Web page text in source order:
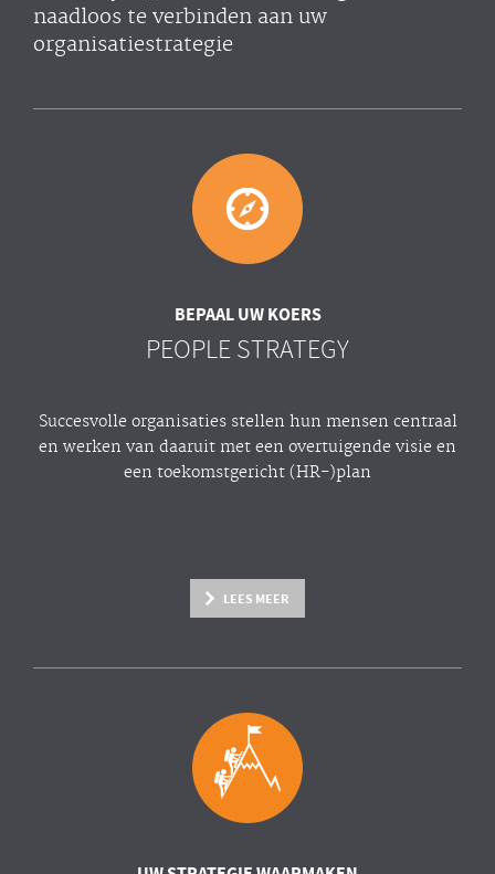
naadloos te verbinden aan uw
organisatiestrategie
BEPAAL UW KOERS
PEOPLE STRATEGY
Succesvolle organisaties stellen hun mensen centraal
en werken van daaruit met een overtuigende visie en
een toekomstgericht (HR-)plan
LEES MEER